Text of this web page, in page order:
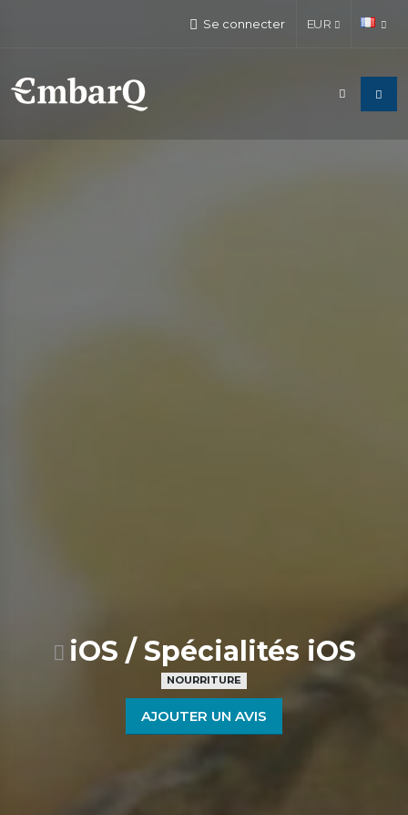
Se connecter EUR
iOS / Spécialités iOS
NOURRITURE
AJOUTER UN AVIS